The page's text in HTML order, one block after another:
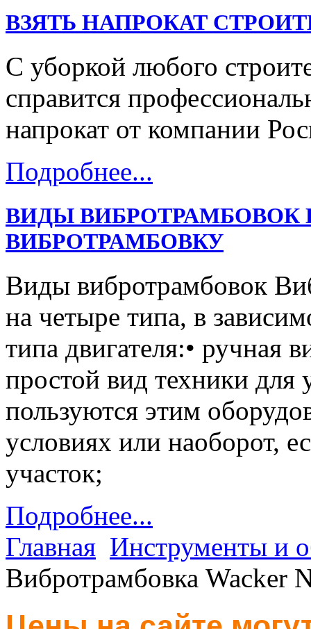
ВЗЯТЬ НАПРОКАТ
С уборкой любого
справится
напрокат от компании
Подробнее...
ВИДЫ ВИБРОТРАМБОВОК
ВИБРОТРАМБОВКУ
Виды вибротрамбовок
на четыре типа, в
типа двигателя:• ручная
простой вид техники для
пользуются этим
условиях или наоборот,
участок;
Подробнее...
Главная Инструменты и
Вибротрамбовка Wacker